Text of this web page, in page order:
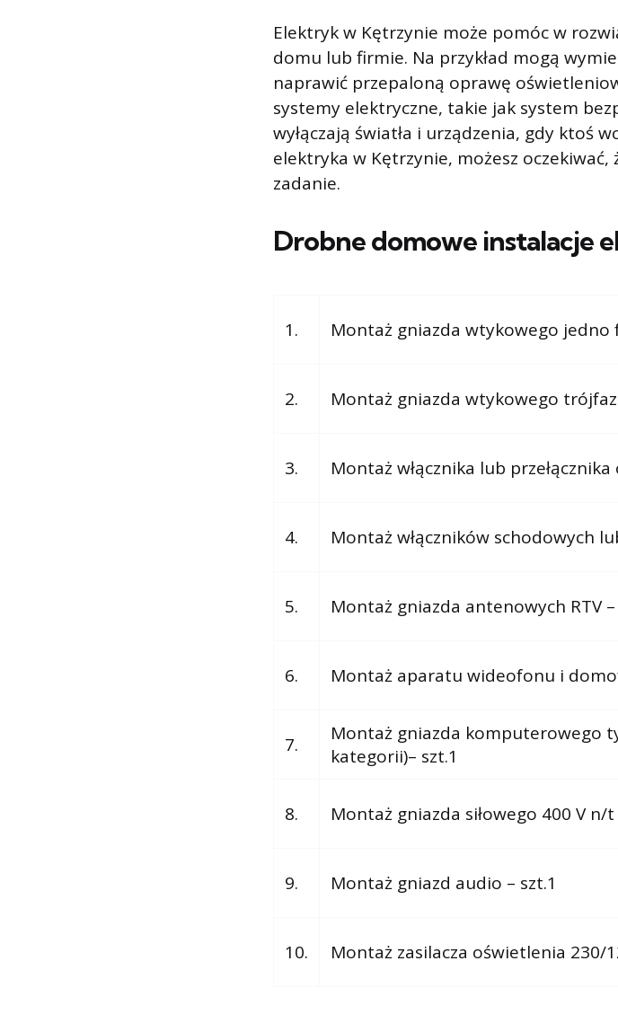
Elektryk w Kętrzynie może pomóc w
domu lub firmie. Na przykład mogą
naprawić przepaloną oprawę
systemy elektryczne, takie jak system
wyłączają światła i urządzenia, gdy ktoś
elektryka w Kętrzynie, możesz oczekiwać,
zadanie.
Drobne domowe instalacje
1. Montaż gniazda wtykowego jedno
2. Montaż gniazda wtykowego
3. Montaż włącznika lub
4. Montaż włączników schodowych
5. Montaż gniazda antenowych RTV –
6. Montaż aparatu wideofonu i
7.
Montaż gniazda komputerowego
kategorii)– szt.1
8. Montaż gniazda siłowego 400 V n/t
9. Montaż gniazd audio – szt.1
10. Montaż zasilacza oświetlenia 230/